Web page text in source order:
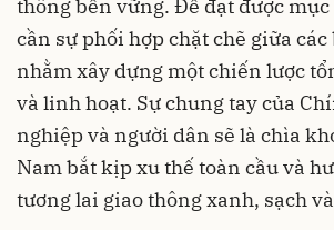
thông bền vững. Để đạt được
cần sự phối hợp chặt chẽ giữa
nhằm xây dựng một chiến lược
và linh hoạt. Sự chung tay của
nghiệp và người dân sẽ là chìa
Nam bắt kịp xu thế toàn cầu và
tương lai giao thông xanh, sạch